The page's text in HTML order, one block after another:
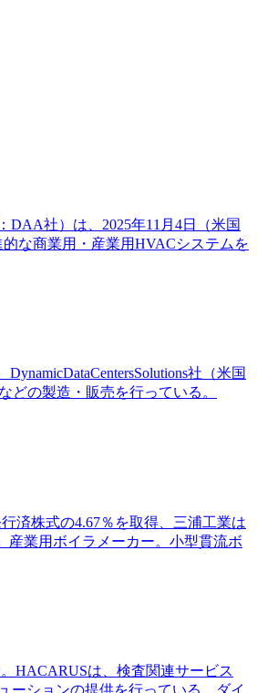
DAA社）は、2025年11月4日（米国
な商業用・産業用HVACシステムを
社（米国
の製造・販売を行っている。
済株式の4.67％を取得、三浦工業は
産業用ボイラメーカー。小型貫流ボ
HACARUSは、検査関連サービス